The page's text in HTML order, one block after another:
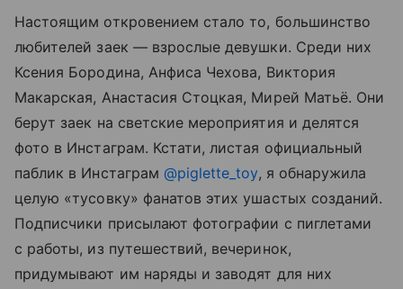
Настоящим откровением стало то, большинство
любителей заек — взрослые девушки. Среди них
Ксения Бородина, Анфиса Чехова, Виктория
Макарская, Анастасия Стоцкая, Мирей Матьё. Они
берут заек на светские мероприятия и делятся
фото в Инстаграм. Кстати, листая официальный
паблик в Инстаграм @piglette_toy, я обнаружила
целую «тусовку» фанатов этих ушастых созданий.
Подписчики присылают фотографии с пиглетами
с работы, из путешествий, вечеринок,
придумывают им наряды и заводят для них